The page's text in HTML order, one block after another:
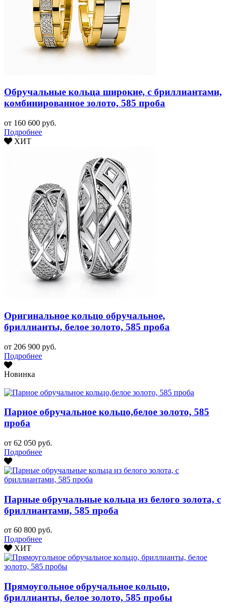
Обручальные кольца широкие, с бриллиантами,
комбинированное золото, 585 проба
от 160 600 руб.
Подробнее
ХИТ
Оригинальное кольцо обручальное,
бриллианты, белое золото, 585 проба
от 206 900 руб.
Подробнее
Новинка
Парное обручальное кольцо,белое золото, 585
проба
от 62 050 руб.
Подробнее
Парные обручальные кольца из белого золота, с
бриллиантами, 585 проба
от 60 800 руб.
Подробнее
ХИТ
Прямоугольное обручальное кольцо,
бриллианты, белое золото, 585 пробы